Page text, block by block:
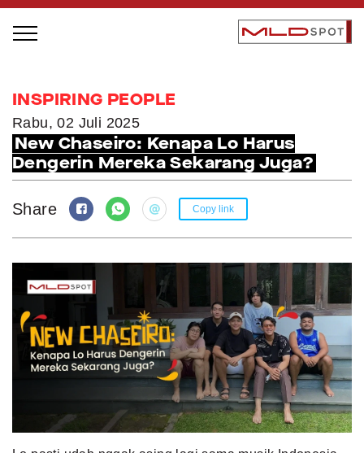
LOCAL GREATNESS
INSPIRING PEOPLE
INSPIRING PRODUCTS
INSPIRING PLACES
INSPIRING COMMUNITIES
TRENDING
EVENTS
MLDPODCAST
VIDEOS
INSPIRING PEOPLE
Rabu, 02 Juli 2025
New Chaseiro: Kenapa Lo Harus
Dengerin Mereka Sekarang Juga?
Share Copy link